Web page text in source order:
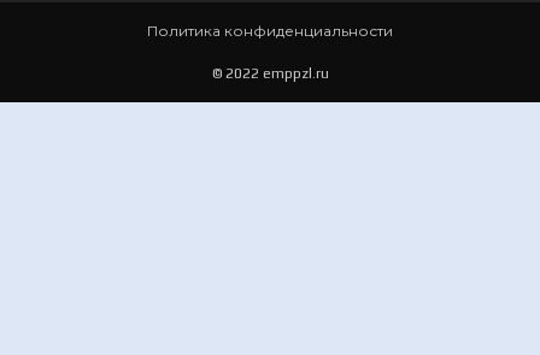
Политика конфиденциальности
© 2022 emppzl.ru